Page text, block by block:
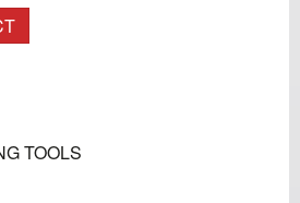
TOOLS